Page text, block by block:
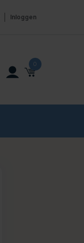
Inloggen
0